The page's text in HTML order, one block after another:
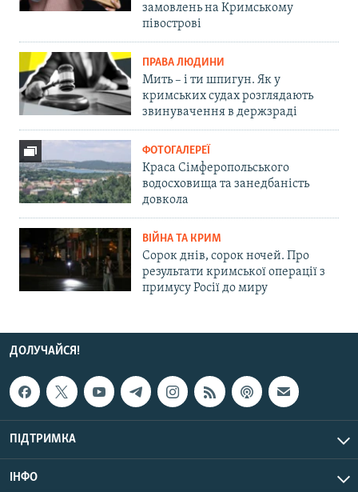
замовлень на Кримському
півострові
ПРАВА ЛЮДИНИ
Мить – і ти шпигун. Як у
кримських судах розглядають
звинувачення в держзраді
ФОТОГАЛЕРЕЇ
Краса Сімферопольського
водосховища та занедбаність
довкола
ВІЙНА ТА КРИМ
Сорок днів, сорок ночей. Про
результати кримської операції з
примусу Росії до миру
ДОЛУЧАЙСЯ!
ПІДТРИМКА
ІНФО